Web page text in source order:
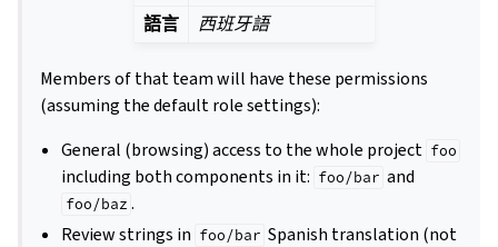
語言
西班牙語
Members of that team will have these permissions
(assuming the default role settings):
General (browsing) access to the whole project foo
including both components in it: foo/bar and
foo/baz .
Review strings in foo/bar Spanish translation (not